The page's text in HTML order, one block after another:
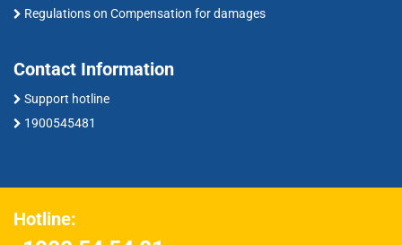
Regulations on Compensation for damages
Contact Information
Support hotline
1900545481
Hotline: